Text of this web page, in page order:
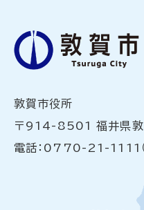
敦賀市役所
〒914-8501 福井県敦
電話：0770-21-1111（